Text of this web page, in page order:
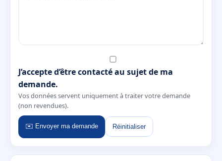
J’accepte d’être contacté au sujet de ma
demande.
Vos données servent uniquement à traiter votre demande
(non revendues).
✉️ Envoyer ma demande Réinitialiser